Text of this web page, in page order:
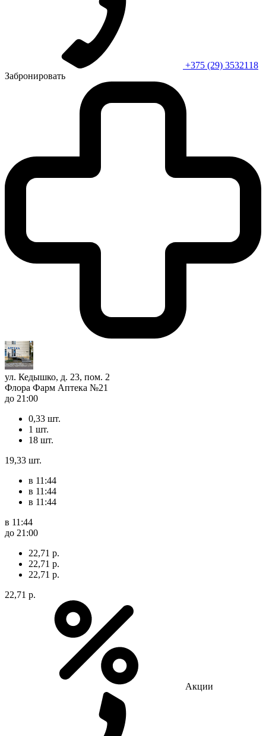
+375 (29) 3532118
Забронировать
ул. Кедышко, д. 23, пом. 2
Флора Фарм Аптека №21
до 21:00
0,33 шт.
1 шт.
18 шт.
19,33 шт.
в 11:44
в 11:44
в 11:44
в 11:44
до 21:00
22,71 р.
22,71 р.
22,71 р.
22,71 р.
Акции